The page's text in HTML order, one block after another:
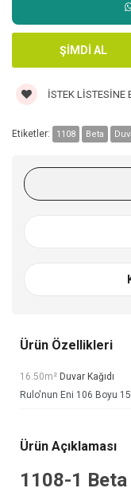
İSTEK LISTESINE
Etiketler: 1108 Beta
Ürün Özellikleri
16.50m² Duvar Kağıdı
Rulo'nun Eni 106 Boyu
Ürün Açıklaması
1108-1 Beta